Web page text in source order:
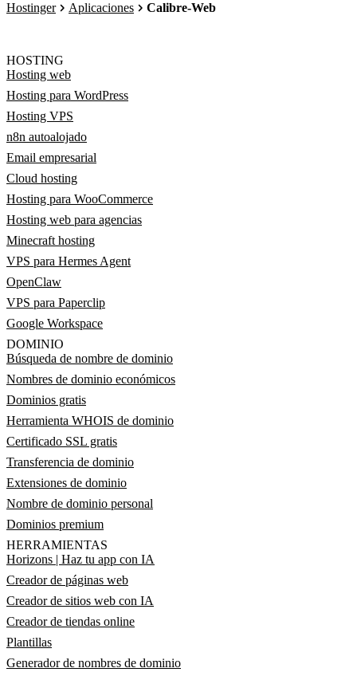
Hostinger Aplicaciones Calibre-Web
HOSTING
Hosting web
Hosting para WordPress
Hosting VPS
n8n autoalojado
Email empresarial
Cloud hosting
Hosting para WooCommerce
Hosting web para agencias
Minecraft hosting
VPS para Hermes Agent
OpenClaw
VPS para Paperclip
Google Workspace
DOMINIO
Búsqueda de nombre de dominio
Nombres de dominio económicos
Dominios gratis
Herramienta WHOIS de dominio
Certificado SSL gratis
Transferencia de dominio
Extensiones de dominio
Nombre de dominio personal
Dominios premium
HERRAMIENTAS
Horizons | Haz tu app con IA
Creador de páginas web
Creador de sitios web con IA
Creador de tiendas online
Plantillas
Generador de nombres de dominio